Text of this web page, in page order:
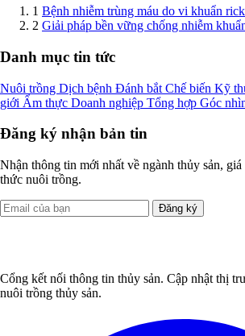
1 Bệnh nhiễm trùng máu do vi khuẩn
2 Giải pháp bền vững chống nhiễm
Danh mục tin tức
Nuôi trồng Dịch bệnh Đánh bắt Chế biến Kỹ
giới Ẩm thực Doanh nghiệp Tổng hợp Góc
Đăng ký nhận bản tin
Nhận thông tin mới nhất về ngành thủy sản,
thức nuôi trồng.
Đăng ký
Cổng kết nối thông tin thủy sản. Cập nhật thị
nuôi trồng thủy sản.